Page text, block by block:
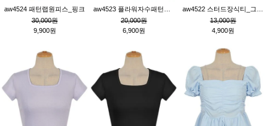
aw4524 패턴랩원피스_핑크
30,000원
9,900원
20,000원
6,900원
13,000원
4,900원